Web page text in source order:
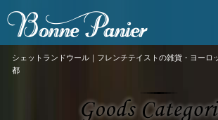
シェットランドウール｜フレンチテイストの雑貨・ヨーロ
都